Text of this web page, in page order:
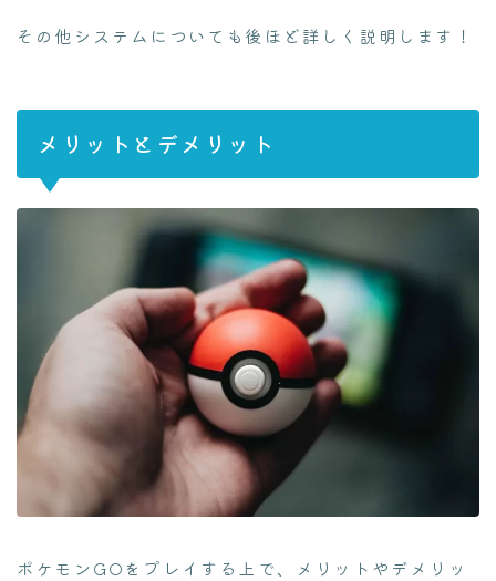
その他システムについても後ほど詳しく説明します！
メリットとデメリット
ポケモンGOをプレイする上で、メリットやデメリッ